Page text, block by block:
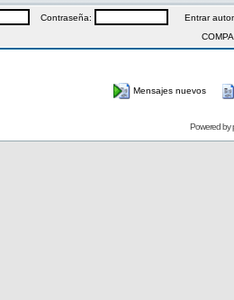
Contraseña:
Entrar
Mensajes nuevos
Powered by